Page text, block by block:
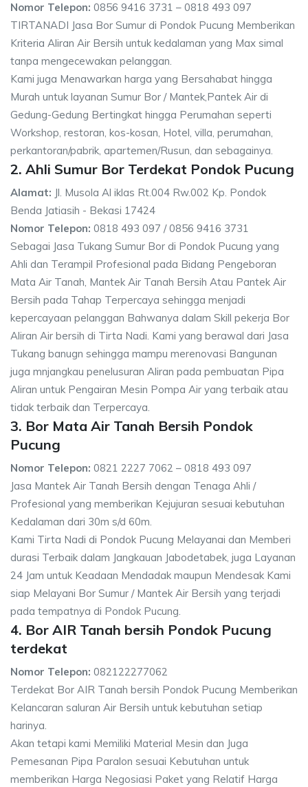
Nomor Telepon: 0856 9416 3731 – 0818 493 097
TIRTANADI Jasa Bor Sumur di Pondok Pucung Memberikan
Kriteria Aliran Air Bersih untuk kedalaman yang Max simal
tanpa mengecewakan pelanggan.
Kami juga Menawarkan harga yang Bersahabat hingga
Murah untuk layanan Sumur Bor / Mantek,Pantek Air di
Gedung-Gedung Bertingkat hingga Perumahan seperti
Workshop, restoran, kos-kosan, Hotel, villa, perumahan,
perkantoran/pabrik, apartemen/Rusun, dan sebagainya.
2. Ahli Sumur Bor Terdekat Pondok Pucung
Alamat: Jl. Musola Al iklas Rt.004 Rw.002 Kp. Pondok
Benda Jatiasih - Bekasi 17424
Nomor Telepon: 0818 493 097 / 0856 9416 3731
Sebagai Jasa Tukang Sumur Bor di Pondok Pucung yang
Ahli dan Terampil Profesional pada Bidang Pengeboran
Mata Air Tanah, Mantek Air Tanah Bersih Atau Pantek Air
Bersih pada Tahap Terpercaya sehingga menjadi
kepercayaan pelanggan Bahwanya dalam Skill pekerja Bor
Aliran Air bersih di Tirta Nadi. Kami yang berawal dari Jasa
Tukang banugn sehingga mampu merenovasi Bangunan
juga mnjangkau penelusuran Aliran pada pembuatan Pipa
Aliran untuk Pengairan Mesin Pompa Air yang terbaik atau
tidak terbaik dan Terpercaya.
3. Bor Mata Air Tanah Bersih Pondok
Pucung
Nomor Telepon: 0821 2227 7062 – 0818 493 097
Jasa Mantek Air Tanah Bersih dengan Tenaga Ahli /
Profesional yang memberikan Kejujuran sesuai kebutuhan
Kedalaman dari 30m s/d 60m.
Kami Tirta Nadi di Pondok Pucung Melayanai dan Memberi
durasi Terbaik dalam Jangkauan Jabodetabek, juga Layanan
24 Jam untuk Keadaan Mendadak maupun Mendesak Kami
siap Melayani Bor Sumur / Mantek Air Bersih yang terjadi
pada tempatnya di Pondok Pucung.
4. Bor AIR Tanah bersih Pondok Pucung
terdekat
Nomor Telepon: 082122277062
Terdekat Bor AIR Tanah bersih Pondok Pucung Memberikan
Kelancaran saluran Air Bersih untuk kebutuhan setiap
harinya.
Akan tetapi kami Memiliki Material Mesin dan Juga
Pemesanan Pipa Paralon sesuai Kebutuhan untuk
memberikan Harga Negosiasi Paket yang Relatif Harga